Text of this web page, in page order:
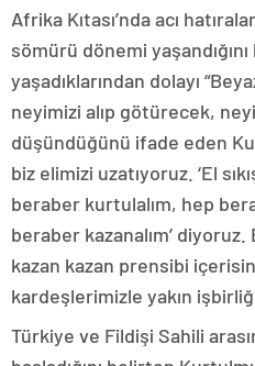
Afrika Kıtası’nda acı
sömürü dönemi
yaşadıklarından dolayı
neyimizi alıp götürecek,
düşündüğünü ifade eden
biz elimizi uzatıyoruz. ‘El
beraber kurtulalım, hep
beraber kazanalım’
kazan kazan prensibi
kardeşlerimizle yakın
Türkiye ve Fildişi Sahili